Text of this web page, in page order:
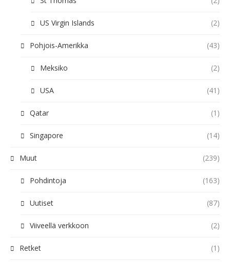
US Virgin Islands (2)
Pohjois-Amerikka (43)
Meksiko (2)
USA (41)
Qatar (1)
Singapore (14)
Muut (239)
Pohdintoja (163)
Uutiset (87)
Viiveellä verkkoon (2)
Retket (1)